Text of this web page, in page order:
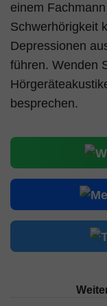
einem
Schwerhörigkeit
Depressionen
führen. Wenden
besprechen.